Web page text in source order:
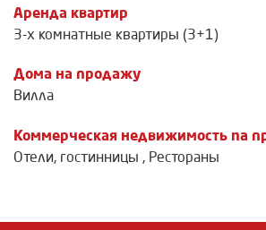
Аренда квартир
3-х комнатные квартиры (3+1)
Дома на продажу
Вилла
Коммерческая недвижимость na
Отели, гостинницы , Рестораны